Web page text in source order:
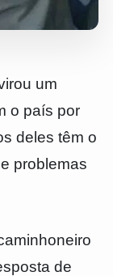
um
o país por
deles têm o
problemas
de